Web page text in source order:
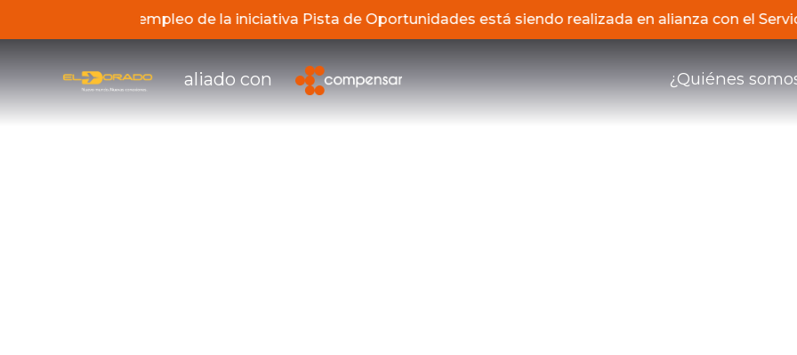
los servicios de empleo de la iniciativa Pista de Oportunidades está siendo realizada en alianza con el
aliado con ¿Quiénes